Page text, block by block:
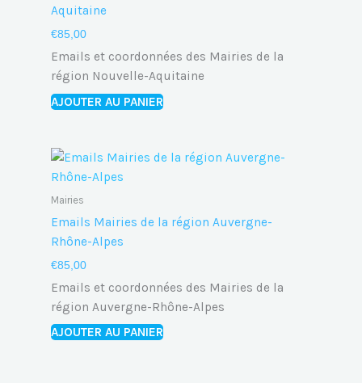
Aquitaine
€85,00
Emails et coordonnées des Mairies de la
région Nouvelle-Aquitaine
AJOUTER AU PANIER
Mairies
Emails Mairies de la région Auvergne-
Rhône-Alpes
€85,00
Emails et coordonnées des Mairies de la
région Auvergne-Rhône-Alpes
AJOUTER AU PANIER